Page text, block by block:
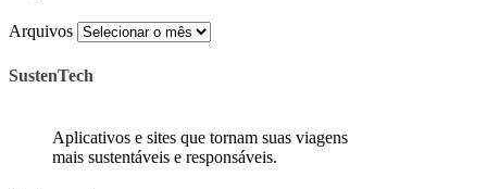
Arquivos
SustenTech
Aplicativos e sites que tornam suas viagens
mais sustentáveis e responsáveis.